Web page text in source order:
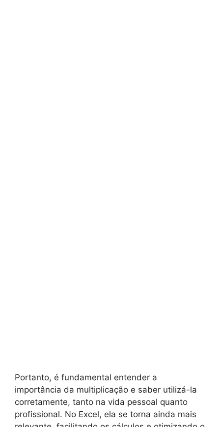
Portanto, é fundamental entender a
importância da multiplicação e saber utilizá-la
corretamente, tanto na vida pessoal quanto
profissional. No Excel, ela se torna ainda mais